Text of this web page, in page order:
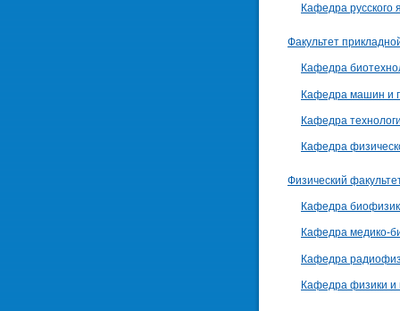
Кафедра русского
Факультет
Кафедра
Кафедра машин и
Кафедра
Кафедра
Физический
Кафедра
Кафедра медико-
Кафедра
Кафедра физики и